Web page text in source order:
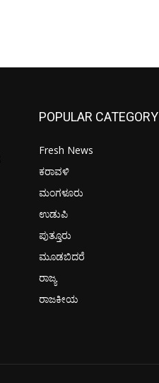
POPULAR CATEGORY
Fresh News
ಕರಾವಳಿ
ಮಂಗಳೂರು
ಉಡುಪಿ
ಪುತ್ತೂರು
ಮೂಡಬಿದರೆ
ರಾಜ್ಯ
ರಾಜಕೀಯ